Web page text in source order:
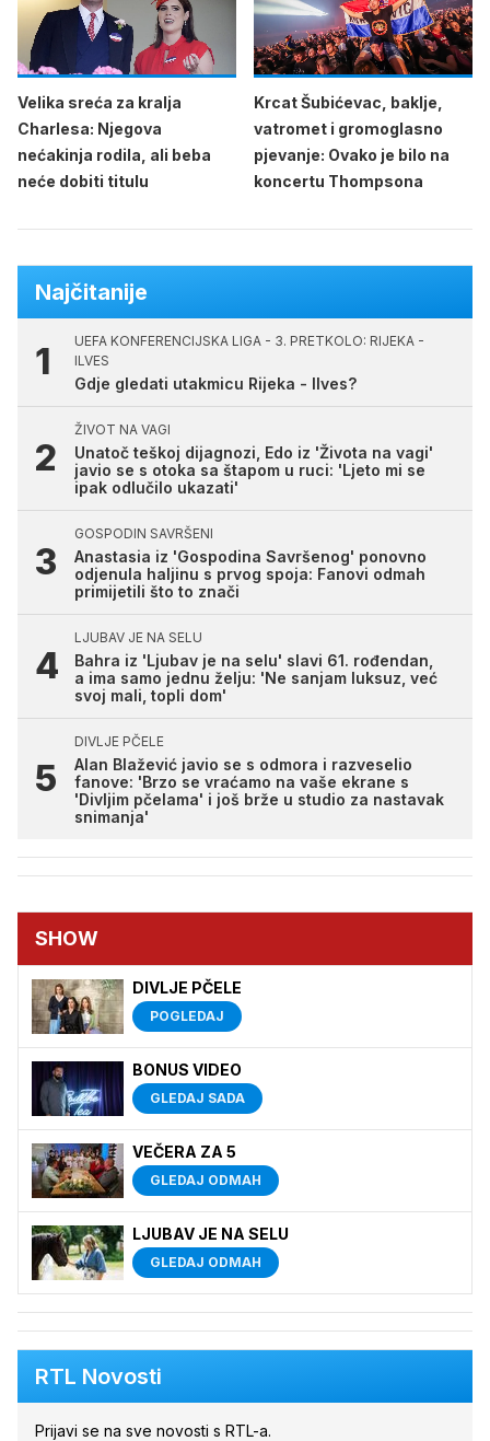
Velika sreća za kralja
Charlesa: Njegova
nećakinja rodila, ali beba
neće dobiti titulu
Krcat Šubićevac, baklje,
vatromet i gromoglasno
pjevanje: Ovako je bilo na
koncertu Thompsona
Najčitanije
UEFA KONFERENCIJSKA LIGA - 3. PRETKOLO: RIJEKA -
ILVES
Gdje gledati utakmicu Rijeka - Ilves?
ŽIVOT NA VAGI
Unatoč teškoj dijagnozi, Edo iz 'Života na vagi'
javio se s otoka sa štapom u ruci: 'Ljeto mi se
ipak odlučilo ukazati'
GOSPODIN SAVRŠENI
Anastasia iz 'Gospodina Savršenog' ponovno
odjenula haljinu s prvog spoja: Fanovi odmah
primijetili što to znači
LJUBAV JE NA SELU
Bahra iz 'Ljubav je na selu' slavi 61. rođendan,
a ima samo jednu želju: 'Ne sanjam luksuz, već
svoj mali, topli dom'
DIVLJE PČELE
Alan Blažević javio se s odmora i razveselio
fanove: 'Brzo se vraćamo na vaše ekrane s
'Divljim pčelama' i još brže u studio za nastavak
snimanja'
SHOW
DIVLJE PČELE
POGLEDAJ
BONUS VIDEO
GLEDAJ SADA
VEČERA ZA 5
GLEDAJ ODMAH
LJUBAV JE NA SELU
GLEDAJ ODMAH
RTL Novosti
Prijavi se na sve novosti s RTL-a.